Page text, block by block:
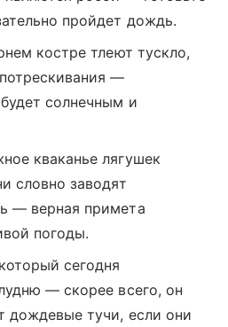
пройдет дождь.
костре тлеют тускло,
—
солнечным и
кваканье лягушек
словно заводят
— верная примета
погоды.
сегодня
— скорее всего, он
дождевые тучи, если они